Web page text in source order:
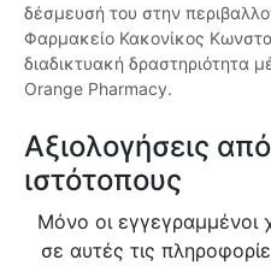
δέσμευσή του στην
Φαρμακείο Κακονίκος
διαδικτυακή δραστηριότητα
Orange Pharmacy.
Αξιολογήσεις
ιστότοπους
Μόνο οι
σε αυτές τις